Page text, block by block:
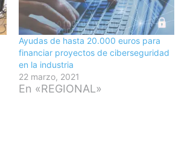
Ayudas de hasta 20.000 euros para
financiar proyectos de ciberseguridad
en la industria
22 marzo, 2021
En «REGIONAL»